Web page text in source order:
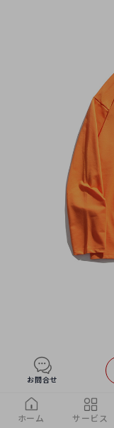
お問合せ
ホーム サービス